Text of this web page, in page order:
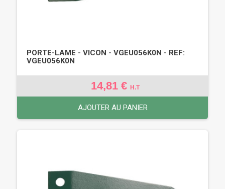
PORTE-LAME - VICON - VGEU056K0N - REF:
VGEU056K0N
14,81 € H.T
AJOUTER AU PANIER